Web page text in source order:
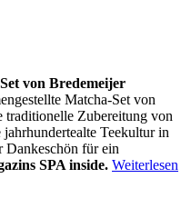
von Bredemeijer
Matcha-Set von
traditionelle Zubereitung von
Teekultur in
Dankeschön für ein
SPA inside. Weiterlesen